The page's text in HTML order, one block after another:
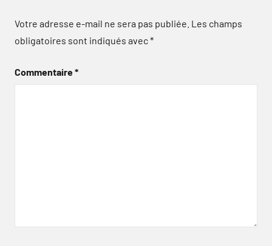
Votre adresse e-mail ne sera pas publiée. Les champs
obligatoires sont indiqués avec*
Commentaire*